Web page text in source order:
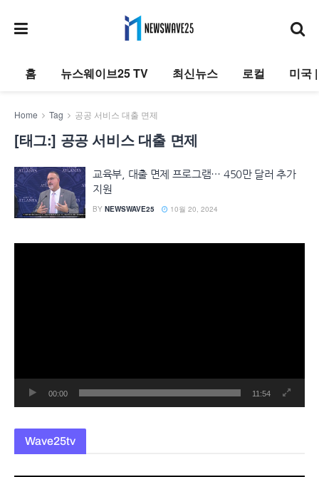
홈 뉴스웨이브25 TV 최신뉴스 로컬 미국
Home Tag 공공 서비스 대출 면제
[태그:] 공공 서비스 대출 면제
교육부, 대출 면제 프로그램… 450만 달러 추가
지원
BY NEWSWAVE25 10월 20, 2024
00:00 11:54
Wave25tv